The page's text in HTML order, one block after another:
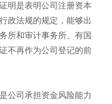
明是表明公司注册资本
政法规的规定，能够出
所和审计事务所。有国
不再作为公司登记的前
司承担资金风险能力